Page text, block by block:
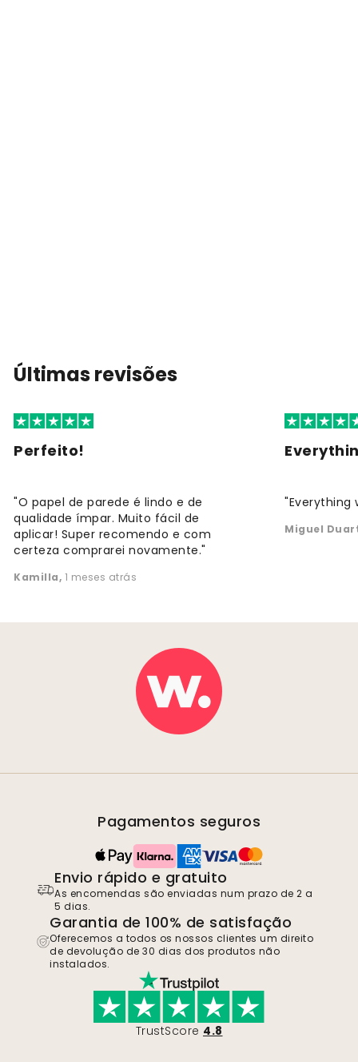
Últimas revisões
Perfeito!
"O papel de parede é lindo e de
qualidade ímpar. Muito fácil de
aplicar! Super recomendo e com
certeza comprarei novamente."
Kamilla, 1 meses atrás
"Everything
Miguel
Pagamentos seguros
Envio rápido e gratuito
As encomendas são enviadas num prazo de 2 a
5 dias.
Garantia de 100% de satisfação
Oferecemos a todos os nossos clientes um direito
de devolução de 30 dias dos produtos não
instalados.
TrustScore 4.8